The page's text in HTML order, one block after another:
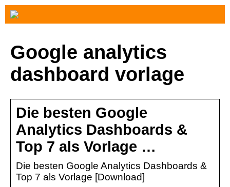
Google analytics
dashboard vorlage
Die besten Google
Analytics Dashboards &
Top 7 als Vorlage …
Die besten Google Analytics Dashboards &
Top 7 als Vorlage [Download]